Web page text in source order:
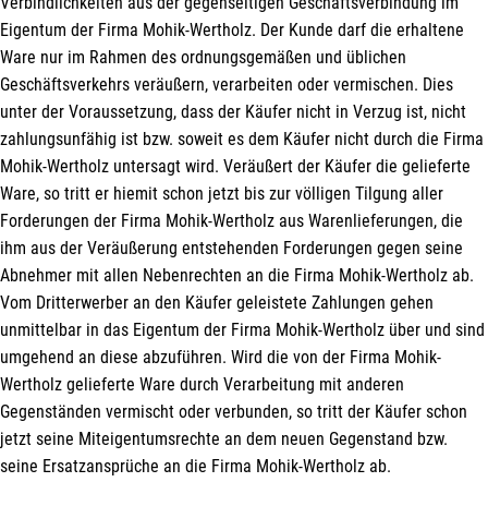
Eigentum der Firma Mohik-Wertholz. Der Kunde darf die erhaltene
Ware nur im Rahmen des ordnungsgemäßen und üblichen
Geschäftsverkehrs veräußern, verarbeiten oder vermischen. Dies
unter der Voraussetzung, dass der Käufer nicht in Verzug ist, nicht
zahlungsunfähig ist bzw. soweit es dem Käufer nicht durch die Firma
Mohik-Wertholz untersagt wird. Veräußert der Käufer die gelieferte
Ware, so tritt er hiemit schon jetzt bis zur völligen Tilgung aller
Forderungen der Firma Mohik-Wertholz aus Warenlieferungen, die
ihm aus der Veräußerung entstehenden Forderungen gegen seine
Abnehmer mit allen Nebenrechten an die Firma Mohik-Wertholz ab.
Vom Dritterwerber an den Käufer geleistete Zahlungen gehen
unmittelbar in das Eigentum der Firma Mohik-Wertholz über und sind
umgehend an diese abzuführen. Wird die von der Firma Mohik-
Wertholz gelieferte Ware durch Verarbeitung mit anderen
Gegenständen vermischt oder verbunden, so tritt der Käufer schon
jetzt seine Miteigentumsrechte an dem neuen Gegenstand bzw.
seine Ersatzansprüche an die Firma Mohik-Wertholz ab.